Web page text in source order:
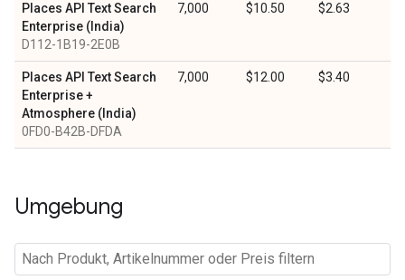
Places API Text Search
Enterprise (India)
D112-1B19-2E0B
7,000 $10.50 $2.63
Places API Text Search
Enterprise +
Atmosphere (India)
0FD0-B42B-DFDA
7,000 $12.00 $3.40
Umgebung